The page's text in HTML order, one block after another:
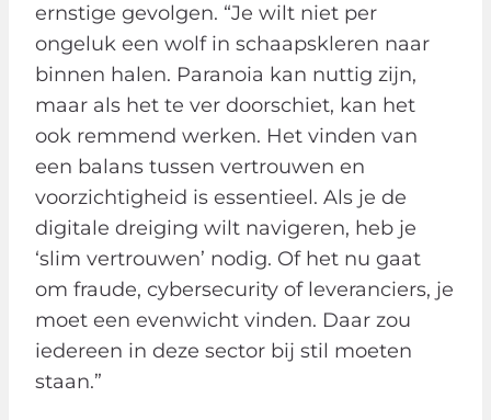
ernstige gevolgen. “Je wilt niet per
ongeluk een wolf in schaapskleren naar
binnen halen. Paranoia kan nuttig zijn,
maar als het te ver doorschiet, kan het
ook remmend werken. Het vinden van
een balans tussen vertrouwen en
voorzichtigheid is essentieel. Als je de
digitale dreiging wilt navigeren, heb je
‘slim vertrouwen’ nodig. Of het nu gaat
om fraude, cybersecurity of leveranciers, je
moet een evenwicht vinden. Daar zou
iedereen in deze sector bij stil moeten
staan.”